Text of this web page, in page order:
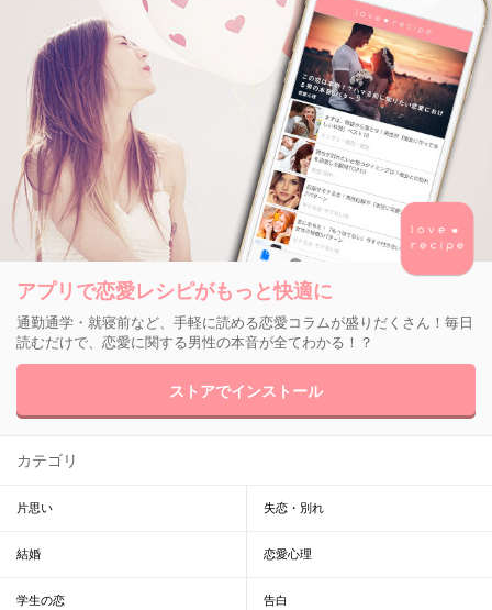
アプリで恋愛レシピがもっと快適に
通勤通学・就寝前など、手軽に読める恋愛コラムが盛りだくさん！毎日
読むだけで、恋愛に関する男性の本音が全てわかる！？
ストアでインストール
カテゴリ
片思い 失恋・別れ
結婚 恋愛心理
学生の恋 告白